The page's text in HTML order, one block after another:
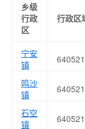
乡级
行政
区
行政区
宁安
镇
鸣沙
镇
石空
镇